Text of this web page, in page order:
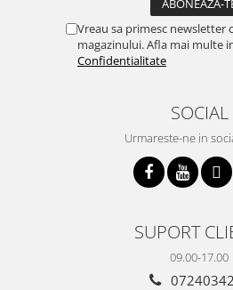
Vreau sa primesc newsletter
magazinului. Afla mai multe
Confidentialitate
SOCIAL
Urmareste-ne in
SUPORT
09.00-17.00